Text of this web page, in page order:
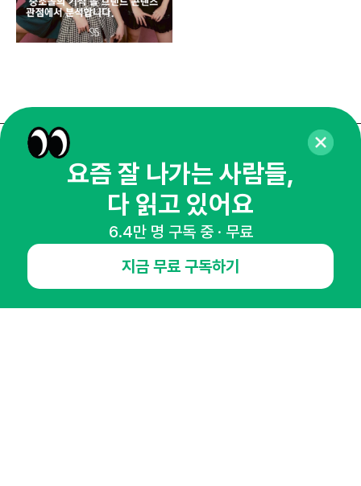
매주 화요일 아침,
마케팅 감각을 깨워 드릴게요!
65,043명의 마케터를 성장시키는 뉴스레터
요즘 잘 나가는 사람들,
다 읽고 있어요
6.4만 명 구독 중 · 무료
지금 무료 구독하기